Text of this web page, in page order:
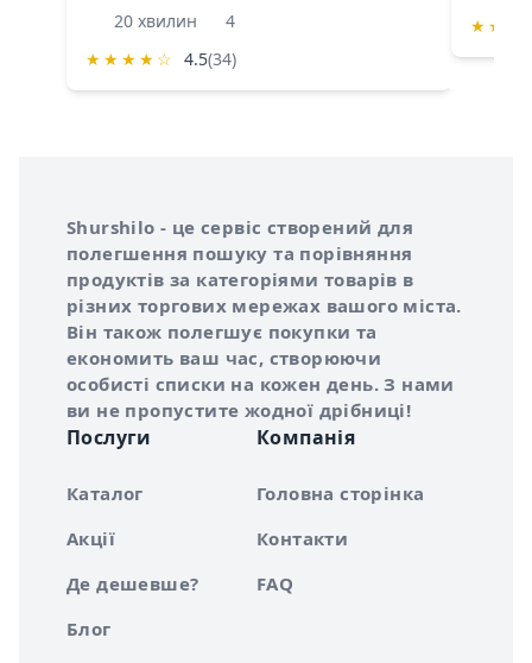
20 хвилин
4
★ ★ ★ ★ ☆ 4.5(34)
★ ★
Про сервіс Shurshilo
Shurshilo - це сервіс створений для
полегшення пошуку та порівняння
продуктів за категоріями товарів в
різних торгових мережах вашого міста.
Він також полегшує покупки та
економить ваш час, створюючи
особисті списки на кожен день. З нами
ви не пропустите жодної дрібниці!
Послуги
Каталог
Акції
Де дешевше?
Блог
Компанія
Головна сторінка
Контакти
FAQ